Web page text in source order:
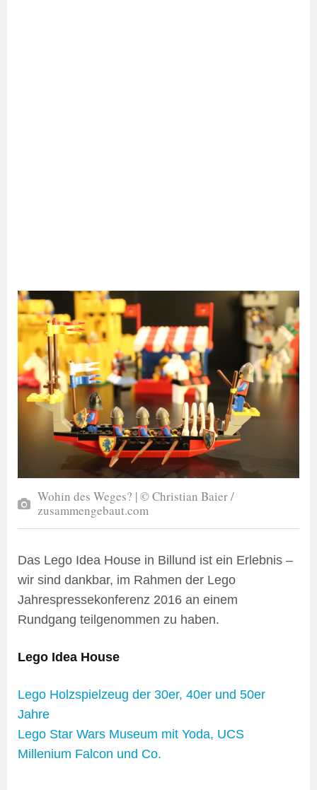
Wohin des Weges? | © Christian Baier /
zusammengebaut.com
Das Lego Idea House in Billund ist ein Erlebnis –
wir sind dankbar, im Rahmen der Lego
Jahrespressekonferenz 2016 an einem
Rundgang teilgenommen zu haben.
Lego Idea House
Lego Holzspielzeug der 30er, 40er und 50er
Jahre
Lego Star Wars Museum mit Yoda, UCS
Millenium Falcon und Co.